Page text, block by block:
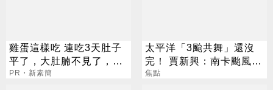
雞蛋這樣吃 連吃3天肚子
平了，大肚腩不見了，脂
肪沒了！
PR・新素簡
太平洋「3颱共舞」還沒
完！ 賈新興：南卡颱風最
快今生成
焦點